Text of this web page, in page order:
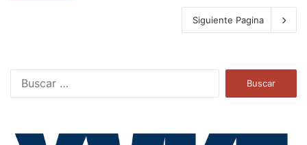
Siguiente Pagina
a